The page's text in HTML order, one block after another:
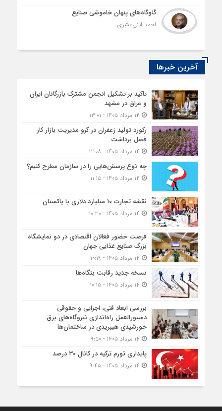
گلوگاه‌های پنهان خاموشی صنایع
احمد اثنی‌عشری
آخرین خبرها
تاکید بر تشکیل انجمن مشترک بازرگانان ایران
و عراق در مشهد
رکورد تولید زعفران در گرو مدیریت بازار کار
فصل برداشت
چه نوع پرسش‌هایی را در سازمان مطرح کنیم؟
نقشه تجارت ۱۰‌ میلیارد دلاری با پاکستان
فرصت حضور فعالان اقتصادی در دو نمایشگاه
بزرگ صنایع غذایی جهان
نسخه جدید رقابت‌ بنگاه‌ها
بررسی ابعاد فنی، اجرایی و حقوقی
دستورالعمل راه‌اندازی نیروگاه‌های برق
خورشیدی هیبریدی در ساختمان‌ها
پایداری تورم ترکیه در کانال ۳۰ درصد